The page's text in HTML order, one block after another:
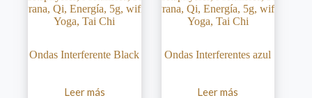
Ondas Interferente Black
Leer más
Ondas Interferentes azul
Leer más